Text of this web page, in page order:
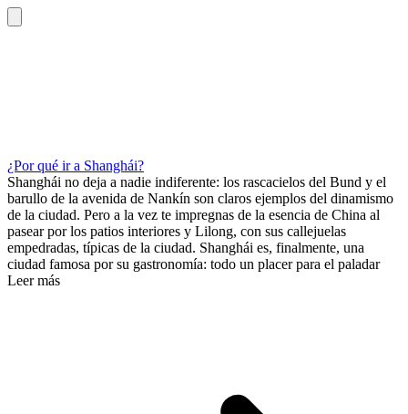
¿Por qué ir a Shanghái?
Shanghái no deja a nadie indiferente: los rascacielos del Bund y el
barullo de la avenida de Nankín son claros ejemplos del dinamismo
de la ciudad. Pero a la vez te impregnas de la esencia de China al
pasear por los patios interiores y Lilong, con sus callejuelas
empedradas, típicas de la ciudad. Shanghái es, finalmente, una
ciudad famosa por su gastronomía: todo un placer para el paladar
Leer más